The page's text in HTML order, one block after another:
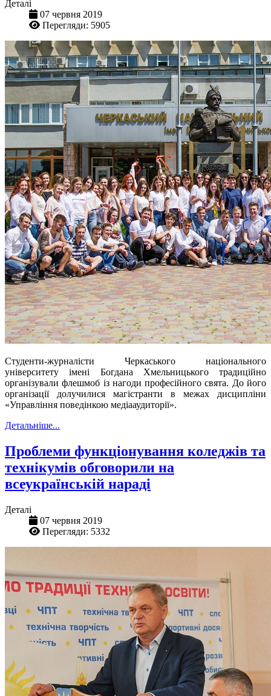
Деталі
07 червня 2019
Перегляди: 5905
Студенти-журналісти Черкаського національного
університету імені Богдана Хмельницького традиційно
організували флешмоб із нагоди професійного свята. До його
організації долучилися магістранти в межах дисципліни
«Управління поведінкою медіааудиторії».
Детальніше...
Проблеми функціонування коледжів та
технікумів обговорили на
всеукраїнській нараді
Деталі
07 червня 2019
Перегляди: 5332